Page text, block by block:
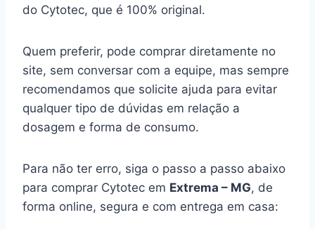
do Cytotec, que é 100% original.
Quem preferir, pode comprar diretamente no
site, sem conversar com a equipe, mas sempre
recomendamos que solicite ajuda para evitar
qualquer tipo de dúvidas em relação a
dosagem e forma de consumo.
Para não ter erro, siga o passo a passo abaixo
para comprar Cytotec em Extrema – MG, de
forma online, segura e com entrega em casa: